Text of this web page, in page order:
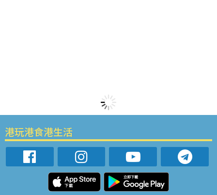
港玩港食港生活